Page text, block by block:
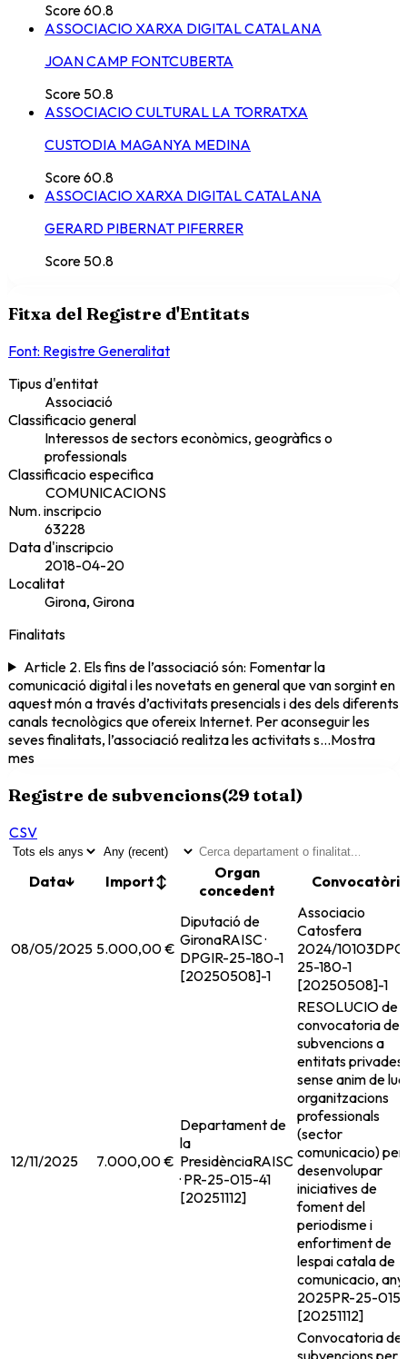
Score60.8
ASSOCIACIO XARXA DIGITAL CATALANA
JOAN CAMP FONTCUBERTA
Score 50.8
ASSOCIACIO CULTURAL LA TORRATXA
CUSTODIA MAGANYA MEDINA
Score60.8
ASSOCIACIO XARXA DIGITAL CATALANA
GERARD PIBERNAT PIFERRER
Score 50.8
Fitxa del Registre d'Entitats
Font: Registre Generalitat
Tipus d'entitat
Associació
Classificacio general
Interessos de sectors econòmics, geogràfics o
professionals
Classificacio especifica
COMUNICACIONS
Num. inscripcio
63228
Data d'inscripcio
2018-04-20
Localitat
Girona, Girona
Finalitats
Article 2. Els fins de l’associació són: Fomentar la
comunicació digital i les novetats en general que van sorgint en
aquest món a través d’activitats presencials i des dels diferents
canals tecnològics que ofereix Internet. Per aconseguir les
seves finalitats, l’associació realitza les activitats s...Mostra
mes
Registre de subvencions(29 total)
CSV
Data↓ Import↕
Organ
concedent
08/05/2025 5.000,00 €
Diputació de
GironaRAISC ·
DPGIR-25-180-1
[20250508]-1
Associacio
Catosfera
2024/10103
25-180-1
[20250508]-1
12/11/2025 7.000,00 €
Departament de
la
PresidènciaRAISC
· PR-25-015-41
[20251112]
RESOLUCIO de
convocatoria de
subvencions a
entitats privades
sense anim de
organitzacions
professionals
(sector
comunicacio) per
desenvolupar
iniciatives de
foment del
periodisme i
enfortiment de
lespai catala de
comunicacio, any
2025PR-25-015-
[20251112]
Convocatoria de